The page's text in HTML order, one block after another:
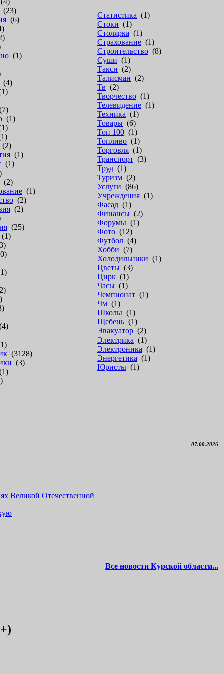
(23)
(6)
(1)
(4)
(7)
(1)
(2)
(1)
(1)
(2)
(1)
(2)
(2)
(25)
(1)
(4)
(3128)
(3)
(1)
Статистика (1)
Стоки (1)
Столярка (1)
Страхование (1)
Строительство (8)
Суши (1)
Такси (2)
Талисман (2)
Тв (2)
Творчество (1)
Телевидение (1)
Техника (1)
Товары (6)
Топ 100 (1)
Топливо (1)
Торговля (1)
Транспорт (3)
Труд (1)
Туризм (2)
Услуги (86)
Учреждения (1)
Фасад (1)
Финансы (2)
Форумы (1)
Фото (12)
Футбол (4)
Хобби (7)
Холодильники (1)
Цветы (3)
Цирк (1)
Часы (1)
Чемпионат (1)
Чм (1)
Школы (1)
Щебень (1)
Эвакуатор (2)
Электрика (1)
Электроника (1)
Энергетика (1)
Юристы (1)
07.08.2026
Великой Отечественной
Все новости Курской области...